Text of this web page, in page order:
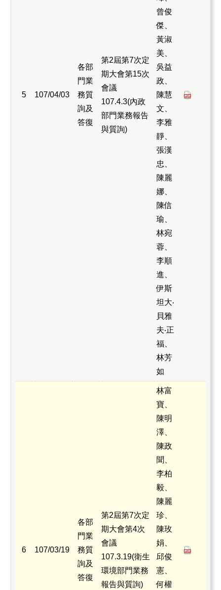
5 107/04/03
各部
門業
務質
詢及
答復
第2屆第7次定
期大會第15次
會議
107.4.3(內政
部門業務報告
與質詢)
曾俊
傑、
黃淑
美、
吳益
政、
陳慧
文、
李雅
靜、
張漢
忠、
陳麗
娜、
陳信
瑜、
林宛
蓉、
李順
進、
伊斯
坦大‧
貝雅
夫‧正
福、
林芳
如
6 107/03/19
各部
門業
務質
詢及
答復
第2屆第7次定
期大會第4次
會議
107.3.19(衛生
環境部門業務
報告與質詢)
林富
寶、
陳明
澤、
陳政
聞、
李柏
毅、
陳麗
珍、
陳玫
娟、
邱俊
憲、
何權